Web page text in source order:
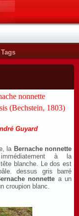
Tags
nonnette
(Bechstein, 1803)
Guyard
la Bernache nonnette
à la
blanche. Le dos est
dessus gris barré
nonnette a un
croupion blanc.